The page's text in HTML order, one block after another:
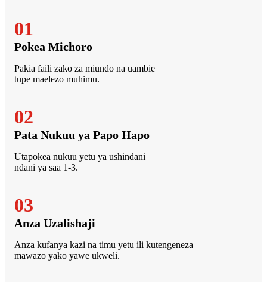
01
Pokea Michoro
Pakia faili zako za miundo na uambie
tupe maelezo muhimu.
02
Pata Nukuu ya Papo Hapo
Utapokea nukuu yetu ya ushindani
ndani ya saa 1-3.
03
Anza Uzalishaji
Anza kufanya kazi na timu yetu ili kutengeneza
mawazo yako yawe ukweli.